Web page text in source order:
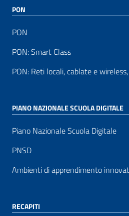
PON
PON
PON: Smart Class
PON: Reti locali, cablate e
PIANO NAZIONALE SCUOLA DIGITALE
Piano Nazionale Scuola Digitale
PNSD
Ambienti di apprendimento
RECAPITI